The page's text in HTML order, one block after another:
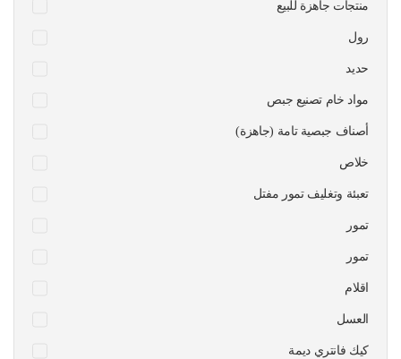
منتجات جاهزة للبيع
رول
حديد
مواد خام تصنيع جبص
أصناف جبصية تامة (جاهزة)
خلاص
تعبئة وتغليف تمور مفتل
تمور
تمور
اقلام
العسل
كيك فانتري ديمة